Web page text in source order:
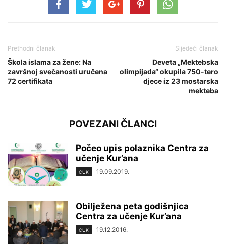
Prethodni članak
Škola islama za žene: Na
završnoj svečanosti uručena
72 certifikata
Sljedeći članak
Deveta „Mektebska
olimpijada“ okupila 750-tero
djece iz 23 mostarska
mekteba
POVEZANI ČLANCI
Počeo upis polaznika Centra za
učenje Kur’ana
CUK 19.09.2019.
Obilježena peta godišnjica
Centra za učenje Kur’ana
CUK 19.12.2016.